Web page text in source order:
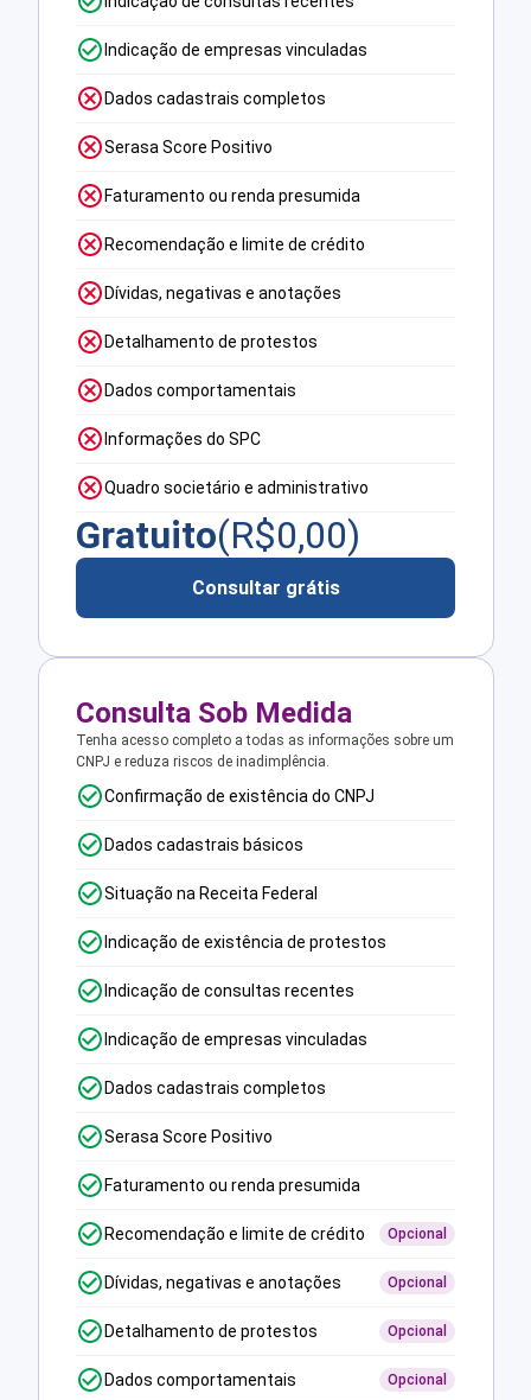
Indicação de empresas vinculadas
Dados cadastrais completos
Serasa Score Positivo
Faturamento ou renda presumida
Recomendação e limite de crédito
Dívidas, negativas e anotações
Detalhamento de protestos
Dados comportamentais
Informações do SPC
Quadro societário e administrativo
Gratuito(R$0,00)
Consultar grátis
Consulta Sob Medida
Tenha acesso completo a todas as informações sobre um
CNPJ e reduza riscos de inadimplência.
Confirmação de existência do CNPJ
Dados cadastrais básicos
Situação na Receita Federal
Indicação de existência de protestos
Indicação de consultas recentes
Indicação de empresas vinculadas
Dados cadastrais completos
Serasa Score Positivo
Faturamento ou renda presumida
Recomendação e limite de crédito Opcional
Dívidas, negativas e anotações Opcional
Detalhamento de protestos Opcional
Dados comportamentais Opcional